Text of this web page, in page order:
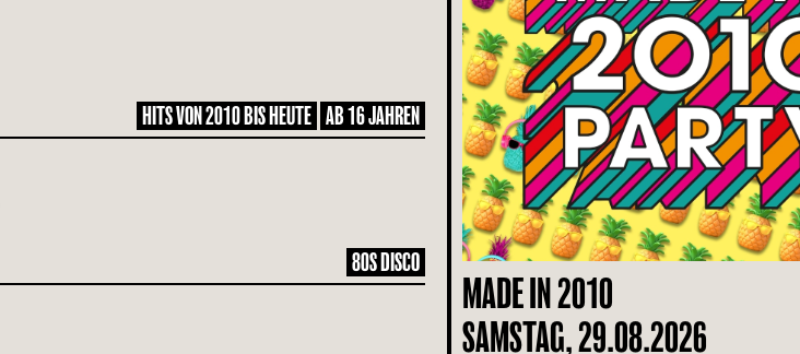
HITS VON 2010 BIS HEUTE AB 16 JAHREN
80S DISCO
MADE IN 2010
SAMSTAG, 29.08.2026